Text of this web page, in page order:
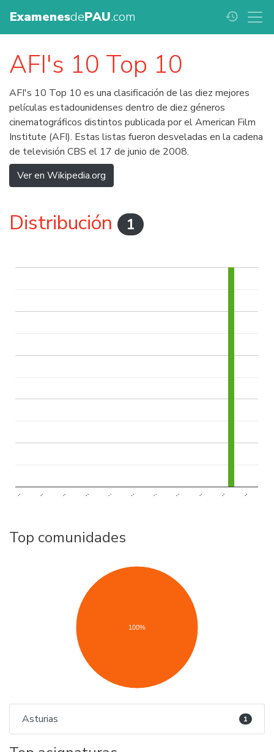
ExamenesdePAU.com history
AFI's 10 Top 10
AFI's 10 Top 10 es una clasificación de las diez mejores
películas estadounidenses dentro de diez géneros
cinematográficos distintos publicada por el American Film
Institute (AFI). Estas listas fueron desveladas en la cadena
de televisión CBS el 17 de junio de 2008.
Ver en Wikipedia.org
Distribución 1
.. .. .. .. .. .. .. .. .. .. ..
Top comunidades
100%
Asturias 1